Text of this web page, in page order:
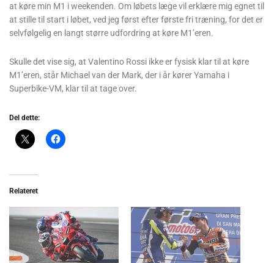
at køre min M1 i weekenden. Om løbets læge vil erklære mig egnet til
at stille til start i løbet, ved jeg først efter første fri træning, for det er
selvfølgelig en langt større udfordring at køre M1’eren.
Skulle det vise sig, at Valentino Rossi ikke er fysisk klar til at køre
M1’eren, står Michael van der Mark, der i år kører Yamaha i
Superbike-VM, klar til at tage over.
Del dette:
Relateret